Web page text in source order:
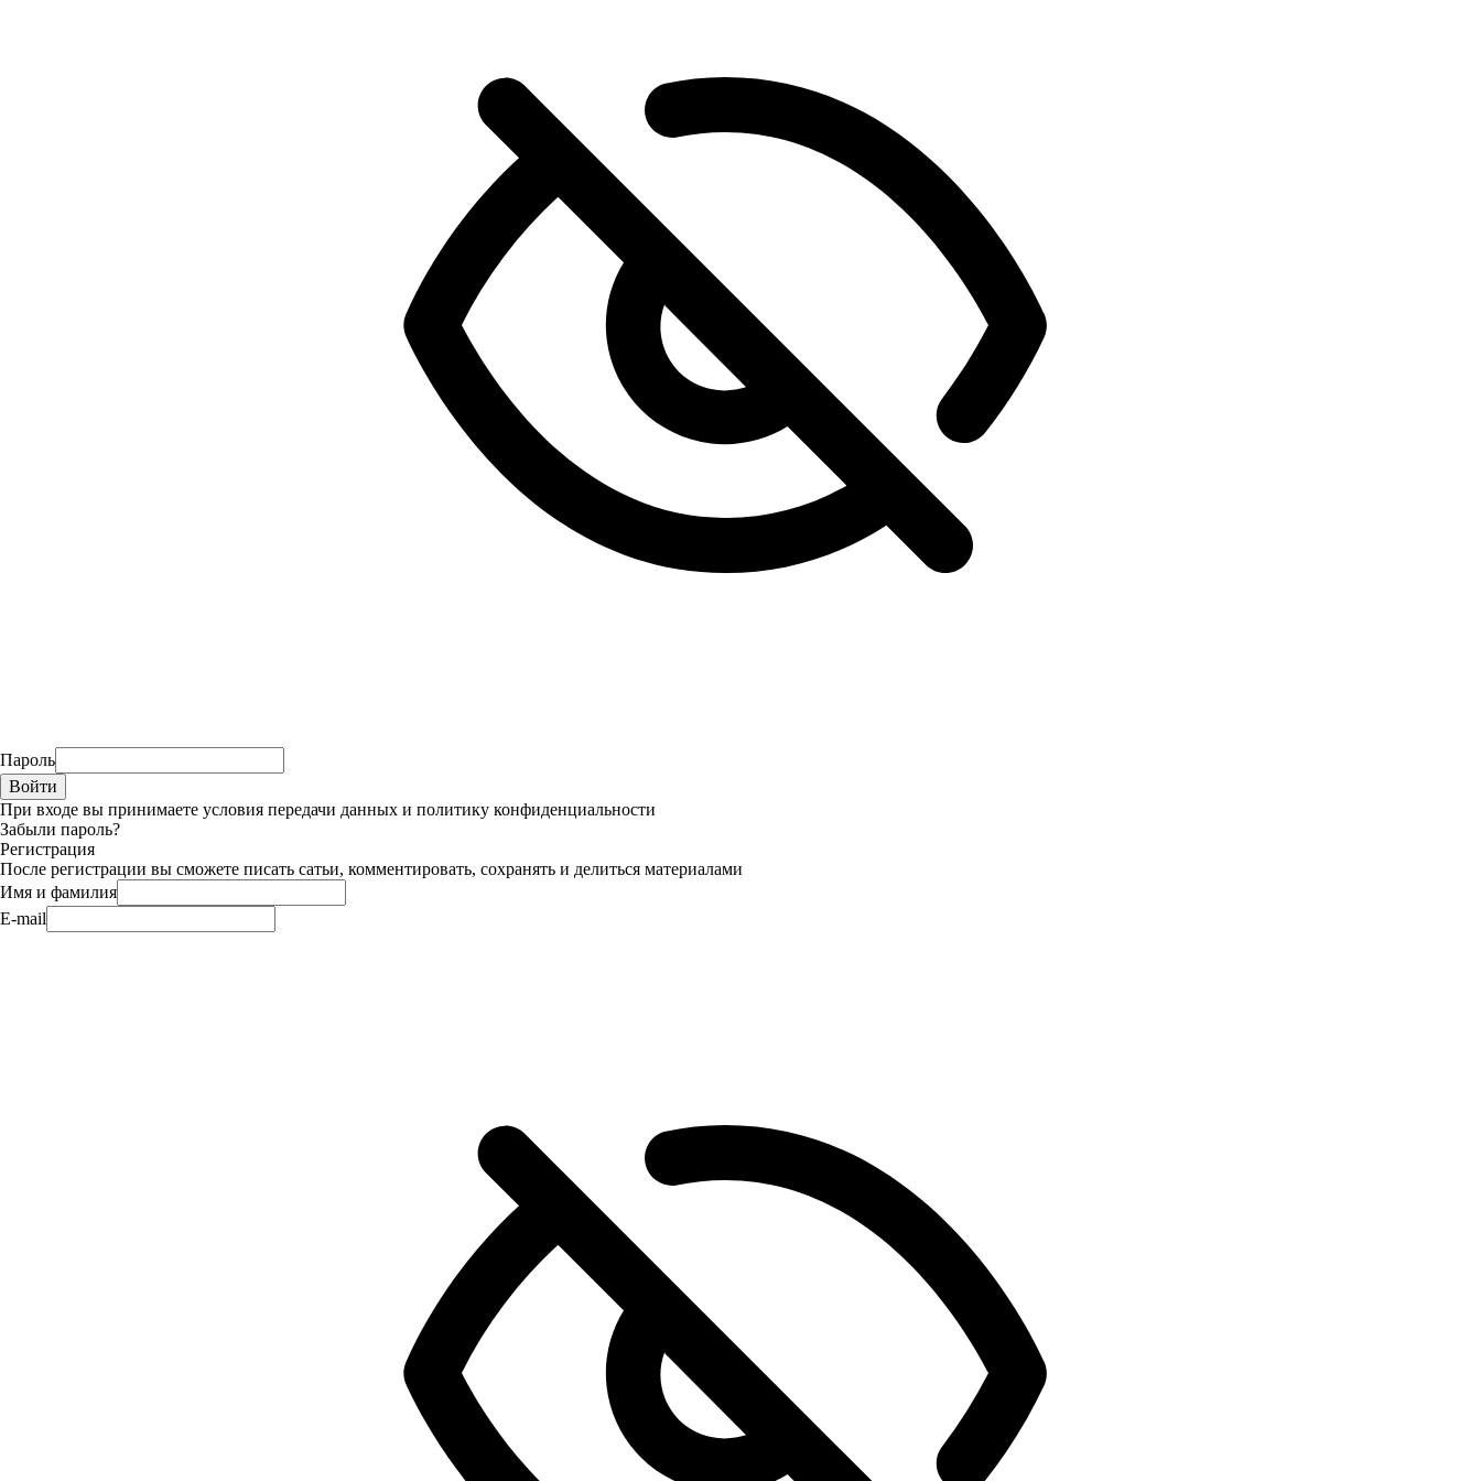
Пароль
При входе вы принимаете условия передачи данных и политику конфиденциальности
Забыли пароль?
Регистрация
После регистрации вы сможете писать сатьи, комментировать, сохранять и делиться материалами
Имя и фамилия
E-mail